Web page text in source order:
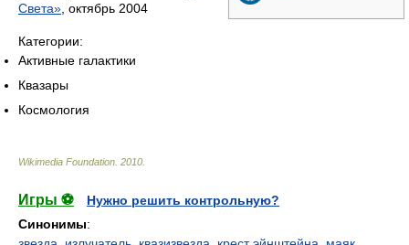
Света» , октябрь 2004
Категории:
Активные галактики
Квазары
Космология
Wikimedia Foundation 2010
Игры ⚽
Нужно решить контрольную?
Синонимы: